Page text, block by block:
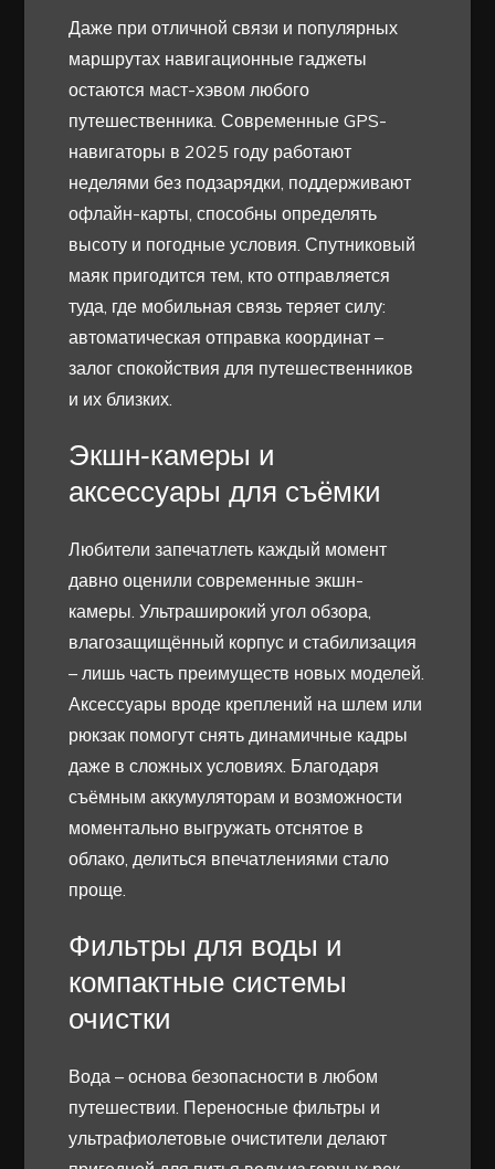
Даже при отличной связи и популярных
маршрутах навигационные гаджеты
остаются маст-хэвом любого
путешественника. Современные GPS-
навигаторы в 2025 году работают
неделями без подзарядки, поддерживают
офлайн-карты, способны определять
высоту и погодные условия. Спутниковый
маяк пригодится тем, кто отправляется
туда, где мобильная связь теряет силу:
автоматическая отправка координат –
залог спокойствия для путешественников
и их близких.
Экшн-камеры и
аксессуары для съёмки
Любители запечатлеть каждый момент
давно оценили современные экшн-
камеры. Ультраширокий угол обзора,
влагозащищённый корпус и стабилизация
– лишь часть преимуществ новых моделей.
Аксессуары вроде креплений на шлем или
рюкзак помогут снять динамичные кадры
даже в сложных условиях. Благодаря
съёмным аккумуляторам и возможности
моментально выгружать отснятое в
облако, делиться впечатлениями стало
проще.
Фильтры для воды и
компактные системы
очистки
Вода – основа безопасности в любом
путешествии. Переносные фильтры и
ультрафиолетовые очистители делают